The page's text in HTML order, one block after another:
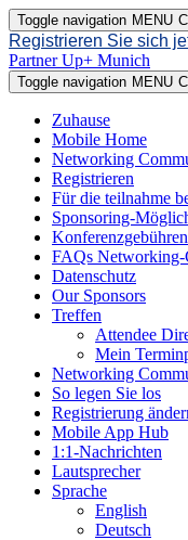
Toggle navigation MENU
Registrieren Sie sich
Partner Up+ Munich
Toggle navigation MENU
Zuhause
Mobile Home
Networking
Registrieren
Für die teilnahme
Sponsoring-
FAQs
Datenschutz
Our Sponsors
Treffen
Attendee
Mein
Networking
So legen Sie los
Registrierung
Mobile App Hub
1:1-Nachrichten
Lautsprecher
Sprache
English
Deutsch